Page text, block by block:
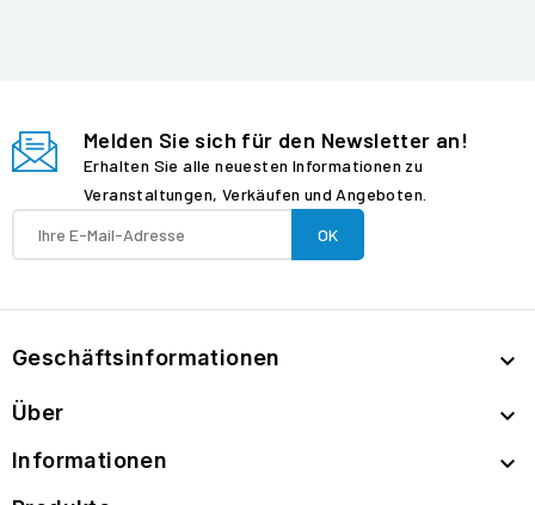
Melden Sie sich für den Newsletter an!
Erhalten Sie alle neuesten Informationen zu
Veranstaltungen, Verkäufen und Angeboten.
Geschäftsinformationen 
Über 
Informationen 